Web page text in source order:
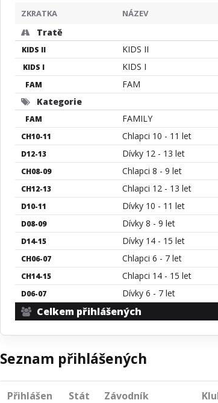
ZKRATKA NÁZEV
Tratě
KIDS II KIDS II
KIDS I KIDS I
FAM FAM
Kategorie
FAM FAMILY
CH10-11 Chlapci 10 - 11 let
D12-13 Dívky 12 - 13 let
CH08-09 Chlapci 8 - 9 let
CH12-13 Chlapci 12 - 13 let
D10-11 Dívky 10 - 11 let
D08-09 Dívky 8 - 9 let
D14-15 Dívky 14 - 15 let
CH06-07 Chlapci 6 - 7 let
CH14-15 Chlapci 14 - 15 let
D06-07 Dívky 6 - 7 let
Celkem přihlášených
Seznam přihlášených
Přihlášen Stát Závodník